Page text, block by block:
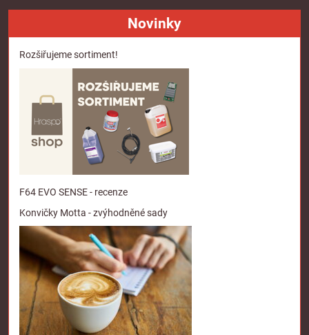
Novinky
Rozšiřujeme sortiment!
F64 EVO SENSE - recenze
Konvičky Motta - zvýhodněné sady